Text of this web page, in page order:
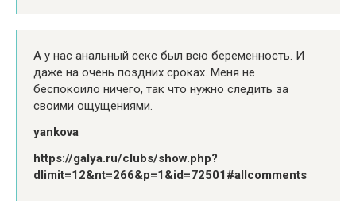
А у нас анальный секс был всю беременность. И
даже на очень поздних сроках. Меня не
беспокоило ничего, так что нужно следить за
своими ощущениями.
yankova
https://galya.ru/clubs/show.php?
dlimit=12&nt=266&p=1&id=72501#allcomments